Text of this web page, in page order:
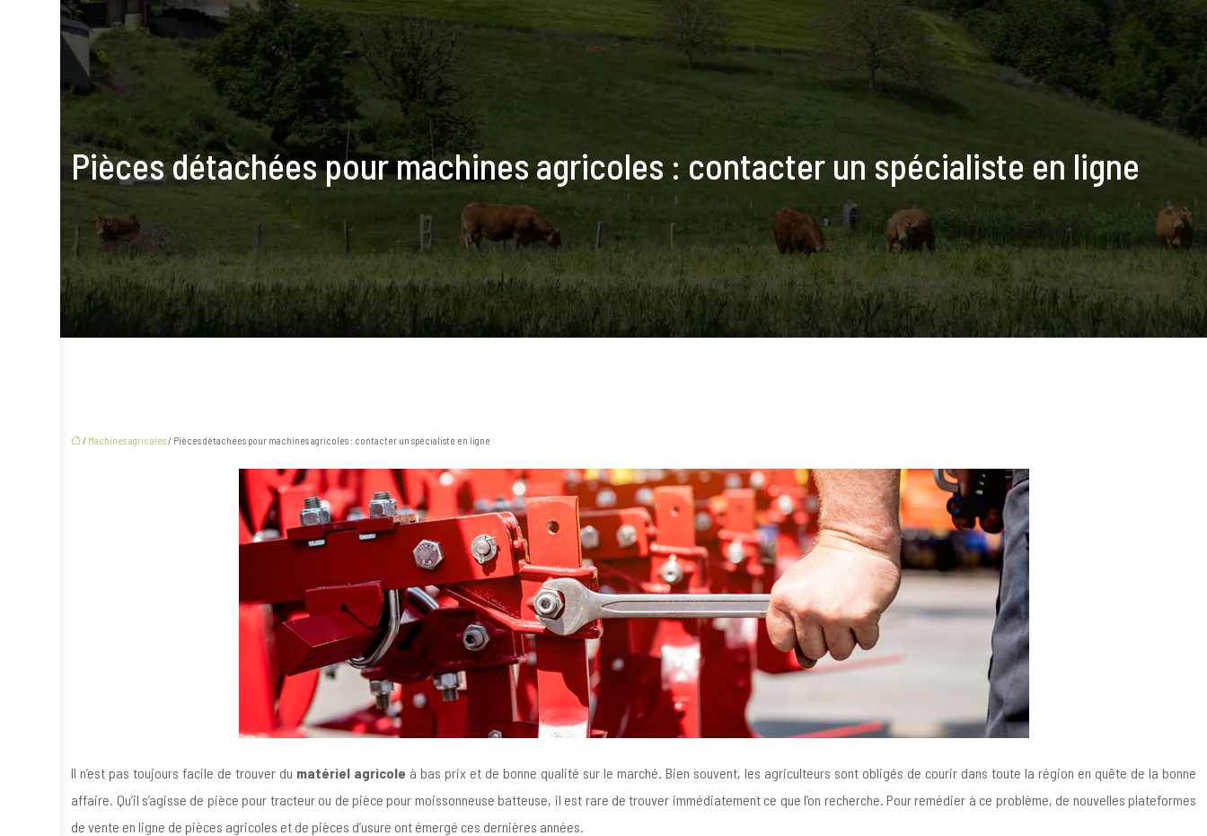
Pièces détachées pour machines agricoles : contacter un spécialiste en ligne
/ Machines agricoles/ Pièces détachées pour machines agricoles : contacter un spécialiste en ligne
Il n’est pas toujours facile de trouver du matériel agricole à bas prix et de bonne qualité sur le marché. Bien souvent, les agriculteurs sont obligés de courir dans toute la région en quête de la bonne
affaire. Qu’il s’agisse de pièce pour tracteur ou de pièce pour moissonneuse batteuse, il est rare de trouver immédiatement ce que l’on recherche. Pour remédier à ce problème, de nouvelles plateformes
de vente en ligne de pièces agricoles et de pièces d’usure ont émergé ces dernières années.